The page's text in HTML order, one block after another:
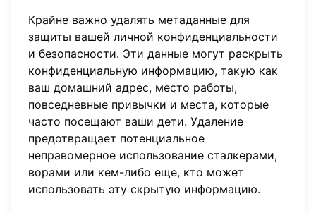
Крайне важно удалять метаданные для
защиты вашей личной конфиденциальности
и безопасности. Эти данные могут раскрыть
конфиденциальную информацию, такую как
ваш домашний адрес, место работы,
повседневные привычки и места, которые
часто посещают ваши дети. Удаление
предотвращает потенциальное
неправомерное использование сталкерами,
ворами или кем-либо еще, кто может
использовать эту скрытую информацию.